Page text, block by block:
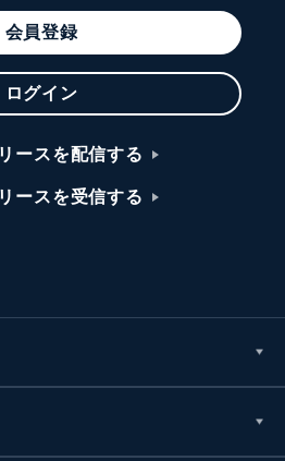
会員登録
ログイン
ースを配信する
ースを受信する